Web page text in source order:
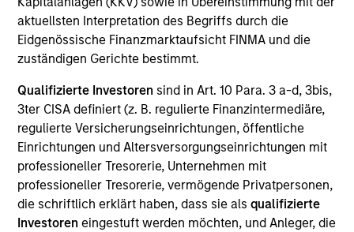
aktuellsten Interpretation des Begriffs durch die
Eidgenössische Finanzmarktaufsicht FINMA und die
zuständigen Gerichte bestimmt.
Qualifizierte Investoren sind in Art. 10 Para. 3 a-d, 3bis,
3ter CISA definiert (z. B. regulierte Finanzintermediäre,
regulierte Versicherungseinrichtungen, öffentliche
Einrichtungen und Altersversorgungseinrichtungen mit
professioneller Tresorerie, Unternehmen mit
professioneller Tresorerie, vermögende Privatpersonen,
die schriftlich erklärt haben, dass sie alsqualifizierte
Investoren eingestuft werden möchten, und Anleger, die
strategies and types (traditional and alternative),
through solutions that span fully liquid (public assets),
comprehensive (public and private assets) and fully
managed portfolio or model, in discretionary or
advisory format.
The team’s expertise lies in partnering with
institutional, intermediaries and high net worth
investors to understand their unique needs and
crafting solutions to help them achieve their overall
investment objectives.